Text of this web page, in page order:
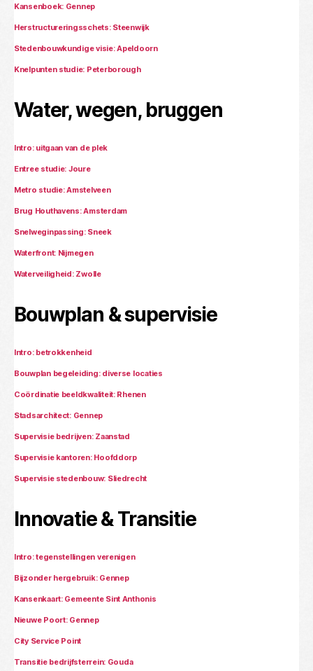
Kansenboek: Gennep
Herstructureringsschets: Steenwijk
Stedenbouwkundige visie: Apeldoorn
Knelpunten studie: Peterborough
Water, wegen, bruggen
Intro: uitgaan van de plek
Entree studie: Joure
Metro studie: Amstelveen
Brug Houthavens: Amsterdam
Snelweginpassing: Sneek
Waterfront: Nijmegen
Waterveiligheid: Zwolle
Bouwplan & supervisie
Intro: betrokkenheid
Bouwplan begeleiding: diverse locaties
Coördinatie beeldkwaliteit: Rhenen
Stadsarchitect: Gennep
Supervisie bedrijven: Zaanstad
Supervisie kantoren: Hoofddorp
Supervisie stedenbouw: Sliedrecht
Innovatie & Transitie
Intro: tegenstellingen verenigen
Bijzonder hergebruik: Gennep
Kansenkaart: Gemeente Sint Anthonis
Nieuwe Poort: Gennep
City Service Point
Transitie bedrijfsterrein: Gouda